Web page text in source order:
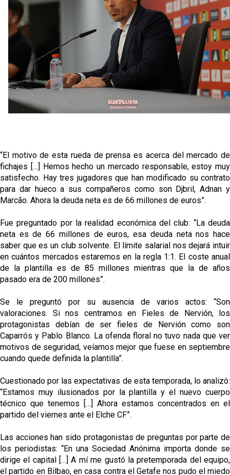
Banquillos confirmados: así queda la cantera del
Sevilla Femenino para la 2026/27
Celta y Rayo agitan el mercado de La Liga
Previa | El Sevilla FC cierra la pretemporada con el
exigente choque ante el Bayer Leverkusen
“El motivo de esta rueda de prensa es acerca del mercado de
fichajes […] Hemos hecho un mercado responsable, estoy muy
satisfecho. Hay tres jugadores que han modificado su contrato
para dar hueco a sus compañeros como son Djbril, Adnan y
Marcão. Ahora la deuda neta es de 66 millones de euros”.
Fue preguntado por la realidad económica del club: “La deuda
neta es de 66 millones de euros, esa deuda neta nos hace
saber que es un club solvente. El límite salarial nos dejará intuir
en cuántos mercados estaremos en la regla 1:1. El coste anual
de la plantilla es de 85 millones mientras que la de años
pasado era de 200 millones”.
Se le preguntó por su ausencia de varios actos: “Son
valoraciones. Si nos centramos en Fieles de Nervión, los
protagonistas debían de ser fieles de Nervión como son
Caparrós y Pablo Blanco. La ofenda floral no tuvo nada que ver
motivos de seguridad, veíamos mejor que fuese en septiembre
cuando quede definida la plantilla”.
Cuestionado por las expectativas de esta temporada, lo analizó:
“Estamos muy ilusionados por la plantilla y el nuevo cuerpo
técnico que tenemos […] Ahora estamos concentrados en el
partido del viernes ante el Elche CF”.
Las acciones han sido protagonistas de preguntas por parte de
los periodistas: “En una Sociedad Anónima importa donde se
dirige el capital […] A mí me gustó la pretemporada del equipo,
el partido en Bilbao, en casa contra el Getafe nos pudo el miedo